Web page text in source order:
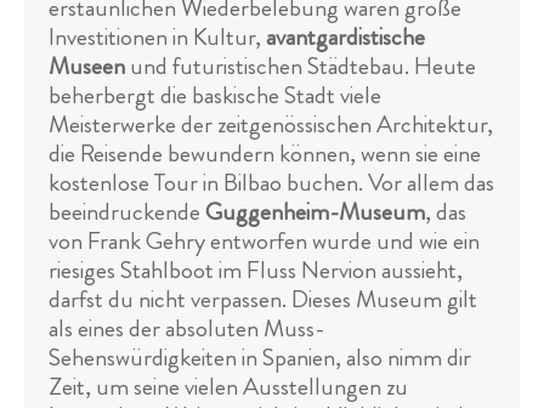
erstaunlichen Wiederbelebung waren große
Investitionen in Kultur,avantgardistische
Museenund futuristischen Städtebau. Heute
beherbergt die baskische Stadt viele
Meisterwerke der zeitgenössischen Architektur,
die Reisende bewundern können, wenn sie eine
kostenlose Tour in Bilbao buchen. Vor allem das
beeindruckendeGuggenheim-Museum, das
von Frank Gehry entworfen wurde und wie ein
riesiges Stahlboot im Fluss Nervion aussieht,
darfst du nicht verpassen. Dieses Museum gilt
als eines der absoluten Muss-
Sehenswürdigkeiten in Spanien, also nimm dir
Zeit, um seine vielen Ausstellungen zu